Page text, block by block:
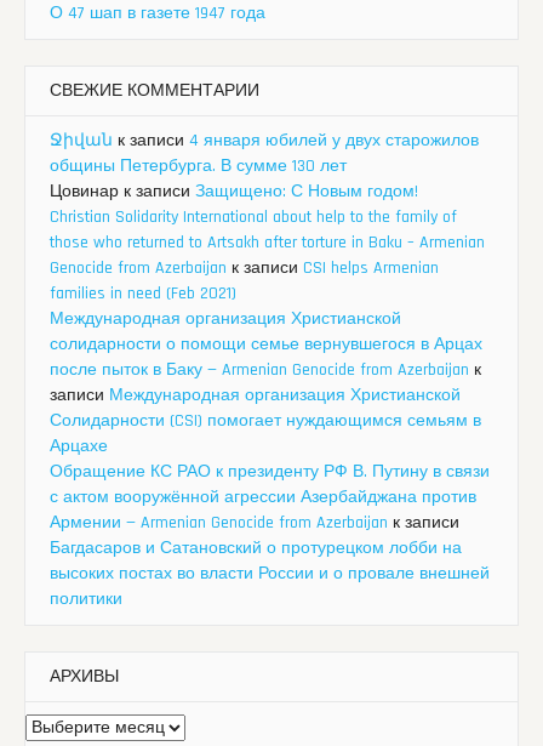
О 47 шап в газете 1947 года
СВЕЖИЕ КОММЕНТАРИИ
Ջիվան к записи 4 января юбилей у двух старожилов
общины Петербурга. В сумме 130 лет
Цовинар к записи Защищено: С Новым годом!
Christian Solidarity International about help to the family of
those who returned to Artsakh after torture in Baku – Armenian
Genocide from Azerbaijan к записи CSI helps Armenian
families in need (Feb 2021)
Международная организация Христианской
солидарности о помощи семье вернувшегося в Арцах
после пыток в Баку — Armenian Genocide from Azerbaijan к
записи Международная организация Христианской
Солидарности (CSI) помогает нуждающимся семьям в
Арцахе
Обращение КС РАО к президенту РФ В. Путину в связи
с актом вооружённой агрессии Азербайджана против
Армении — Armenian Genocide from Azerbaijan к записи
Багдасаров и Сатановский о протурецком лобби на
высоких постах во власти России и о провале внешней
политики
АРХИВЫ
Архивы